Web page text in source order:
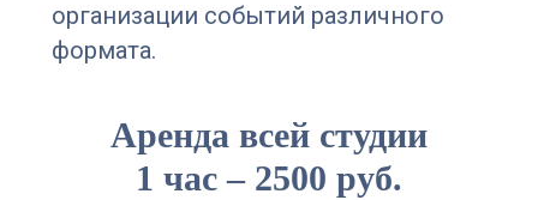
организации событий различного
формата.
Аренда всей студии
1 час ‒ 2500 руб.